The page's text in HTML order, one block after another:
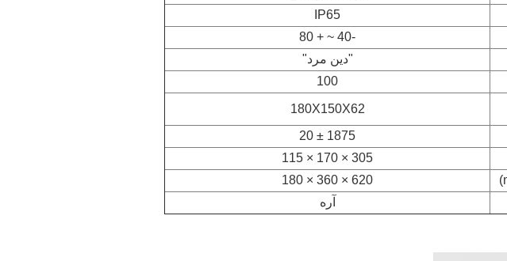
IP65
-40 ~ + 80
"دين مرد"
100
180X150X62
1875 ± 20
305 × 170 × 115
620 × 360 × 180
آره